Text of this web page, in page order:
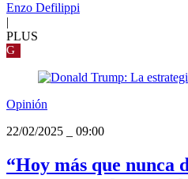
Enzo Defilippi
|
PLUS
G
Opinión
22/02/2025
09:00
“Hoy más que nunca